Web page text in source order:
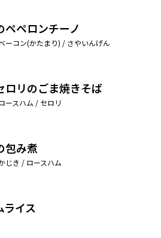
ペペロンチーノ
ーコン(かたまり) / さやいんげん
ロリのごま焼きそば
ースハム / セロリ
包み煮
じき / ロースハム
ライス